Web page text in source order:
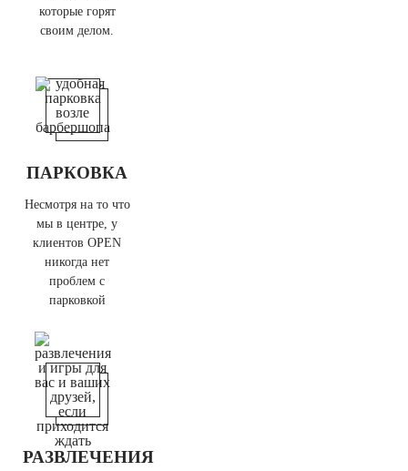
которые горят
своим делом.
ПАРКОВКА
Несмотря на то что
мы в центре, у
клиентов OPEN
никогда нет
проблем с
парковкой
РАЗВЛЕЧЕНИЯ